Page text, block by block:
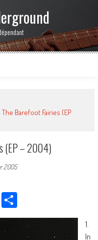
The Barefoot Fairies (EP
(EP – 2004)
2005
Partager
1.
In